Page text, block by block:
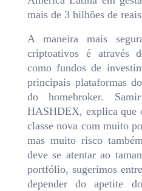
mais de 3 bilhões de
A maneira mais
criptoativos é através
como fundos de
principais plataformas
do homebroker.
HASHDEX, explica que
classe nova com muito
mas muito risco
deve se atentar ao
portfólio, sugerimos
depender do apetite